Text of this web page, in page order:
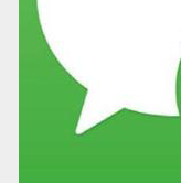
可信网站信用评